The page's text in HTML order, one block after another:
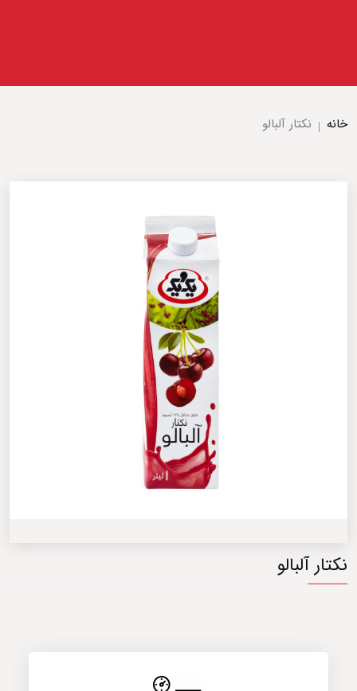
خانه نکتار آلبالو
نکتار آلبالو